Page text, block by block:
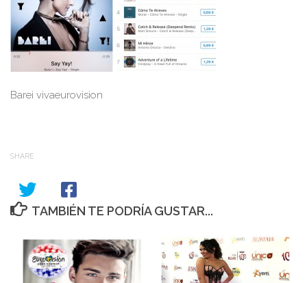
Barei vivaeurovision
SHARE
TAMBIÉN TE PODRÍA GUSTAR...